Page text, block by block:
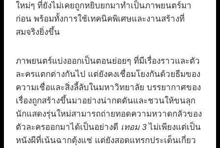
ใหม่ๆ ที่ยังไม่เคยถูกหยิบยกมาทำเป็นภาพยนตร์มา
ก่อน พร้อมทั้งการใช้เทคนิคพิเศษและงานสร้างที่
สมจริงยิ่งขึ้น
ภาพยนตร์แบ่งออกเป็นตอนย่อยๆ ที่มีเรื่องราวและตัว
ละครแตกต่างกันไป แต่ยังคงเชื่อมโยงกันด้วยธีมของ
ความเชื่อและสิ่งลี้ลับในมหาวิทยาลัย บรรยากาศของ
เรื่องถูกสร้างขึ้นมาอย่างน่ากดดันและชวนให้ขนลุก
นักแสดงรุ่นใหม่สามารถถ่ายทอดความหวาดกลัวของ
ตัวละครออกมาได้เป็นอย่างดี เทอม 3ไม่เพียงแต่เป็น
หนังผีที่เน้นฉากตุ้งแช่ แต่ยังสอดแทรกประเด็นเกี่ยว